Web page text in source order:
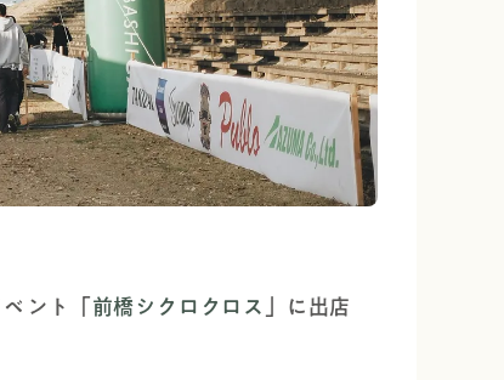
ント「 前橋シクロクロス
」に出店